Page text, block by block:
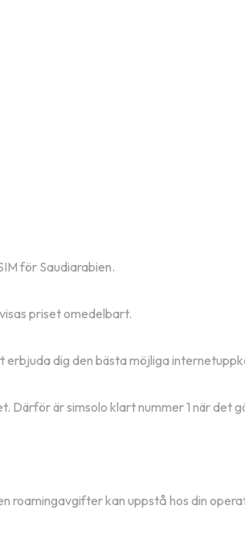
för Saudiarabien.
priset omedelbart.
erbjuda dig den bästa möjliga
Därför är simsolo klart nummer 1 när det
roamingavgifter kan uppstå hos din